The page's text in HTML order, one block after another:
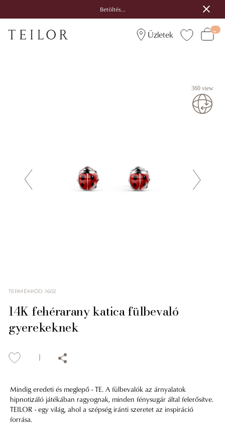
Betöltés...
Üzletek
360 view
TERMÉKKÓD:1602
14K fehérarany katica fülbevaló
gyerekeknek
Mindig eredeti és meglepő - TE. A fülbevalók az árnyalatok
hipnotizáló játékában ragyognak, minden fénysugár által felerősítve.
TEILOR - egy világ, ahol a szépség iránti szeretet az inspiráció
forrása.